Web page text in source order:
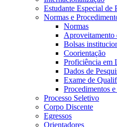
Estudante Especial de
Normas e
Normas
Aproveitamento
Bolsas
Coorientação
Proficiência em
Dados de
Exame de
Procedimentos
Processo Seletivo
Corpo Discente
Egressos
Orientadores